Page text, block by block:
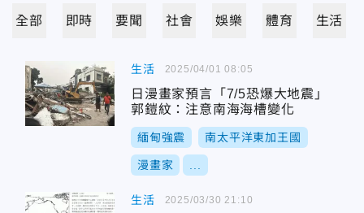
全部 即時 要聞 社會 娛樂 體育 生活
生活
日漫畫家預言「7/5恐爆大地震」
郭鎧紋：注意南海海槽變化
緬甸強震 南太平洋東加王國
漫畫家
2025/04/01 08:05
生活 2025/03/30 21:10